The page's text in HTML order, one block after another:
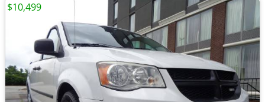
$10,499